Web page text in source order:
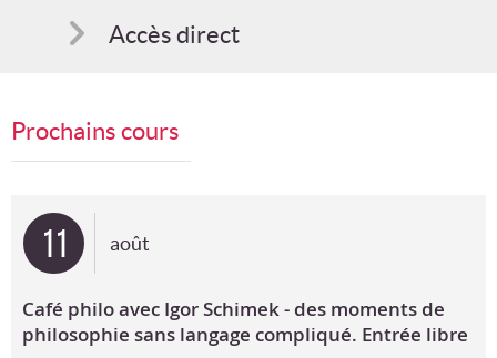
Accès direct
Suggestions
Prochains cours
11 août
Café philo avec Igor Schimek - des moments de
philosophie sans langage compliqué. Entrée libre